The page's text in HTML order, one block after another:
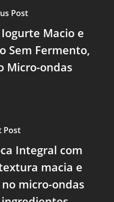
Post
Macio e
Sem Fermento,
Micro-ondas
Post
Integral com
macia e
micro-ondas